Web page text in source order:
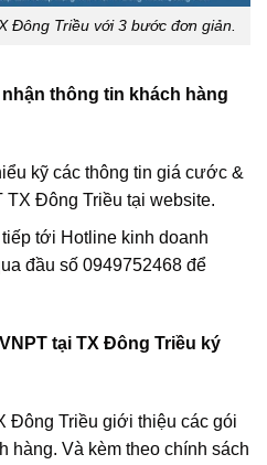
Đông Triều với 3 bước đơn giản.
thông tin khách hàng
kỹ các thông tin giá cước &
TX Đông Triều tại website.
tới Hotline kinh doanh
đầu số 0949752468 để
tại TX Đông Triều ký
Đông Triều giới thiệu các gói
hàng. Và kèm theo chính sách